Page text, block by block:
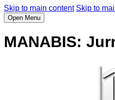
Skip to main content Skip to
Open Menu
MANABIS: